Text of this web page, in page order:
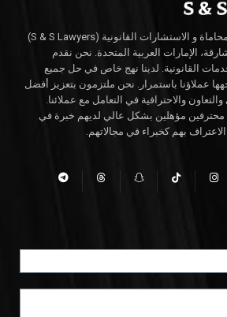
الدكتور صقر المرزوقي للمحاماة و الاستشارات القانونية (S & S Lawyers)
الإمارات العربية المتحدة. نحن نقدم
القانونية. لدينا نهج خاص في حل جميع
عملاؤنا باستمرار. نحن ملتزمون بتعزيز أفضل
والاحترافية في التعامل مع عملائنا.
محترفين مؤهلين بشكل عالي لديهم خبرة في
بهم كخبراء في مجالاتهم.